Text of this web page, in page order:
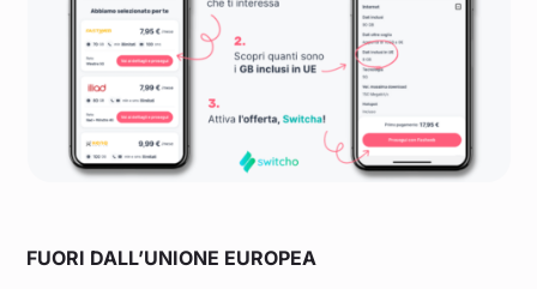
FUORI DALL’UNIONE EUROPEA